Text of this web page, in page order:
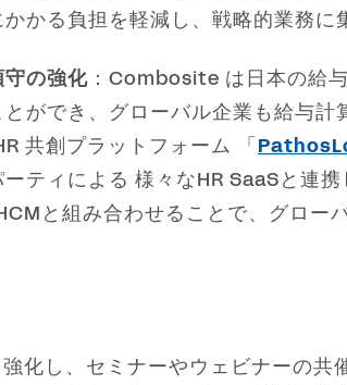
かる負担を軽減し、戦略的業務に
の強化 ：Combosite は日本の給
ができ、グローバル企業も給与計
共創プラットフォーム 「
ティによる 様々なHR SaaSと連
と組み合わせることで、グロー
化し、セミナーやウェビナーの